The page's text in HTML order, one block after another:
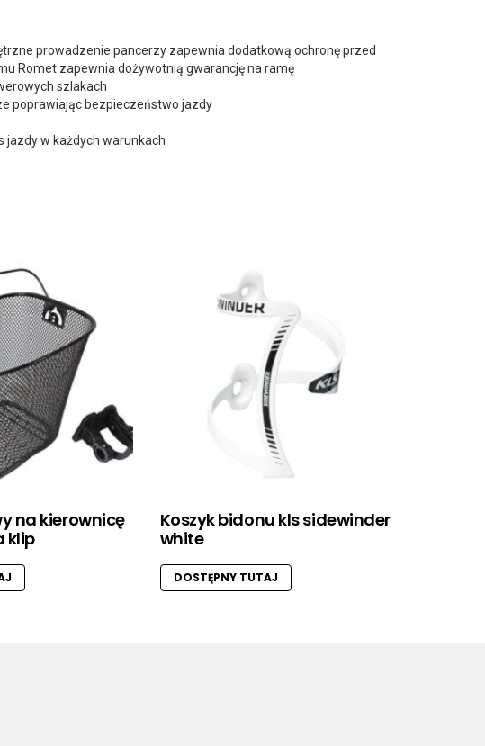
prowadzenie pancerzy zapewnia dodatkową ochronę przed
Romet zapewnia dożywotnią gwarancję na ramę
szlakach
poprawiając bezpieczeństwo jazdy
w każdych warunkach
na kierownicę
klip
Koszyk bidonu kls sidewinder
white
DOSTĘPNY TUTAJ